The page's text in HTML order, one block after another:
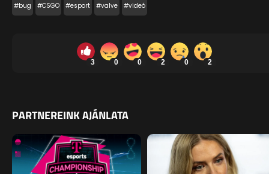
#bug #CSGO #esport #valve #videó
3 0 0 2 0 2
PARTNEREINK AJÁNLATA